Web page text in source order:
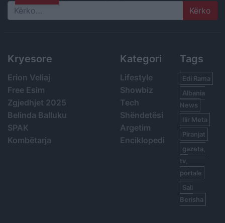
Search
Kryesore
Erion Veliaj
Free Esim
Zgjedhjet 2025
Belinda Balluku
SPAK
Kombëtarja
Kategori
Lifestyle
Showbiz
Tech
Shëndetësi
Argetim
Enciklopedi
Tags
Edi Rama
Albania
News
Ilir Meta
Piranjat
gazeta,
tv,
portale
Sali
Berisha